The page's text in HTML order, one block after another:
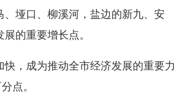
垭口、柳溪河，盐边的新九、安
的重要增长点。
，成为推动全市经济发展的重要力
点。